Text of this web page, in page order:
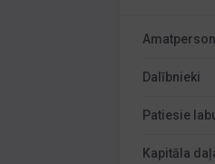
Dalībnieki
Patiesie
Kapitāla